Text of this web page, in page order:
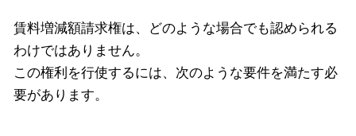
賃料増減額請求権は、どのような場合でも認められる
わけではありません。
この権利を行使するには、次のような要件を満たす必
要があります。